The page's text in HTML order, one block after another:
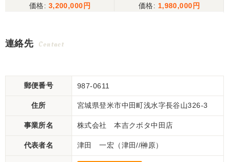
3,200,000 1,980,000
連絡先 Contact
郵便番号 987-0611
住所 宮城県登米市中田町浅水字長谷山326-3
事業所名 株式会社 本吉クボタ中田店
代表者名 津田 一宏（津田//榊原）